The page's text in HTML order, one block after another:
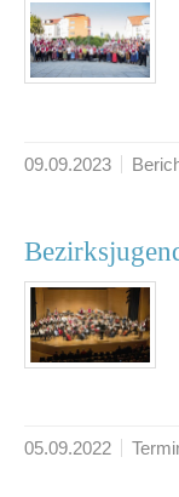
09.09.2023
05.09.2022